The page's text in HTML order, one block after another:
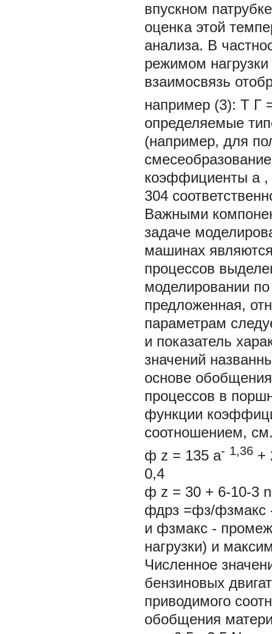
впускном
оценка этой
анализа. В
режимом
взаимосвязь
например (3): Т Г
определяемые
(например, для
коэффициенты a ,
304
Важными
задаче
машинах
процессов
моделировании
предложенная,
параметрам
и показатель
значений
основе
процессов в
функции
соотношением,
ф z = 135 a- 1,36 +
0,4
ф z = 30 + 6-10-3
фдрз =фз/фзмакс
и фзмакс -
нагрузки) и
Численное
бензиновых
приводимого
обобщения